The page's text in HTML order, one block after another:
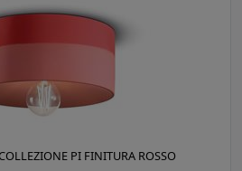
PI FINITURA ROSSO